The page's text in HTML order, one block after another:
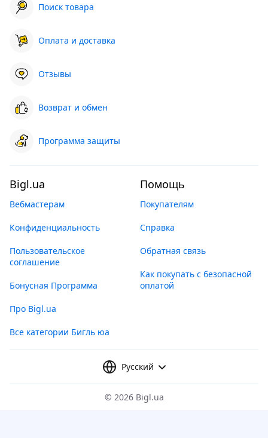
Поиск товара
Оплата и доставка
Отзывы
Возврат и обмен
Программа защиты
Bigl.ua
Вебмастерам
Конфиденциальность
Пользовательское
соглашение
Бонусная Программа
Про Bigl.ua
Все категории Бигль юа
Помощь
Покупателям
Справка
Обратная связь
Как покупать с безопасной
оплатой
Русский
© 2026 Bigl.ua